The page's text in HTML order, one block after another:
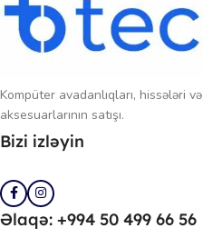
Kompüter avadanlıqları, hissələri və
aksesuarlarının satışı.
Bizi izləyin
Əlaqə: +994 50 499 66 56